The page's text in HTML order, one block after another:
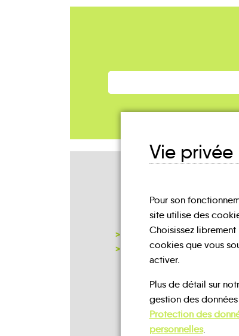
D'INSCRIPTION
MAIRIE LENEUVEVILLE-
NOTRE PAGE
Vie privée
Pour son
site utilise des
Choisissez librement
cookies que vous
activer.
Plus de détail sur
gestion des données
Protection des
personnelles.